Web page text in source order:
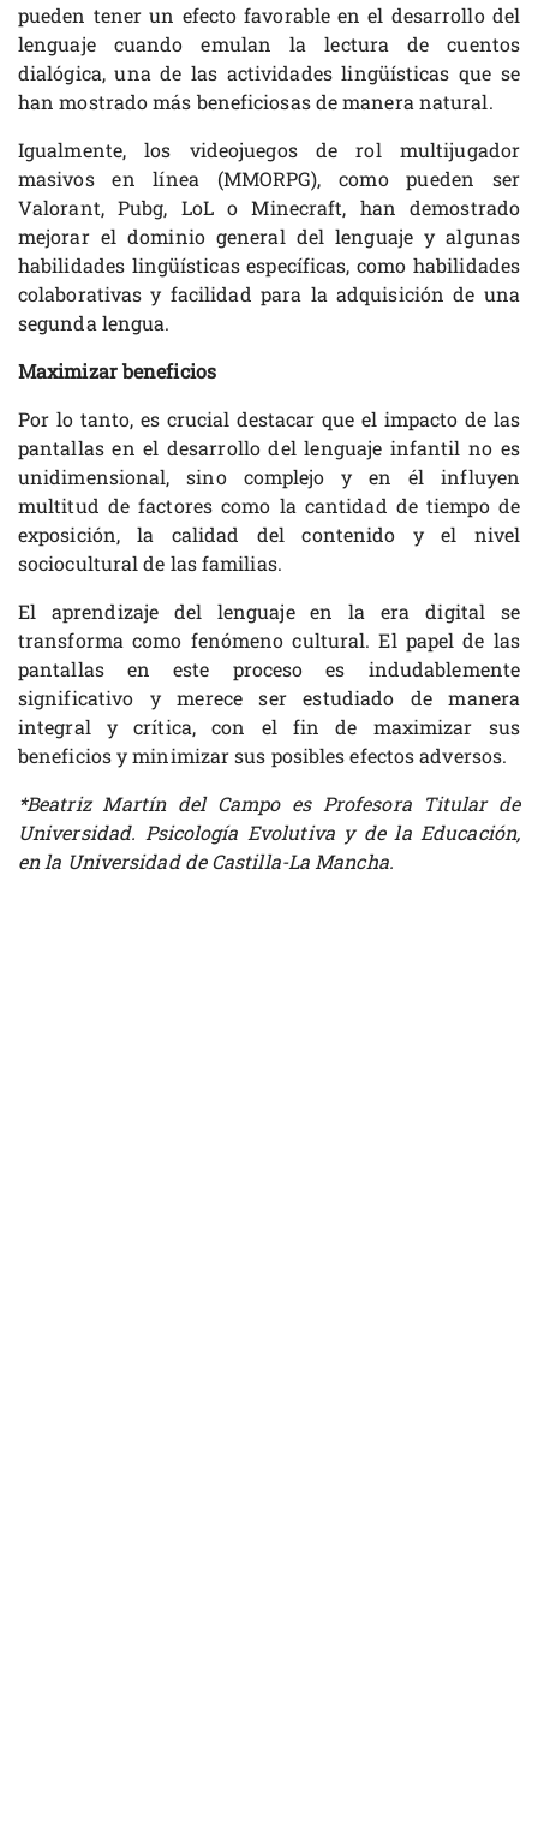
pueden tener un efecto favorable en el desarrollo del
lenguaje cuando emulan la lectura de cuentos
dialógica, una de las actividades lingüísticas que se
han mostrado más beneficiosas de manera natural.
Igualmente, los videojuegos de rol multijugador
masivos en línea (MMORPG), como pueden ser
Valorant, Pubg, LoL o Minecraft, han demostrado
mejorar el dominio general del lenguaje y algunas
habilidades lingüísticas específicas, como habilidades
colaborativas y facilidad para la adquisición de una
segunda lengua.
Maximizar beneficios
Por lo tanto, es crucial destacar que el impacto de las
pantallas en el desarrollo del lenguaje infantil no es
unidimensional, sino complejo y en él influyen
multitud de factores como la cantidad de tiempo de
exposición, la calidad del contenido y el nivel
sociocultural de las familias.
El aprendizaje del lenguaje en la era digital se
transforma como fenómeno cultural. El papel de las
pantallas en este proceso es indudablemente
significativo y merece ser estudiado de manera
integral y crítica, con el fin de maximizar sus
beneficios y minimizar sus posibles efectos adversos.
*Beatriz Martín del Campo es Profesora Titular de
Universidad. Psicología Evolutiva y de la Educación,
en la Universidad de Castilla-La Mancha.